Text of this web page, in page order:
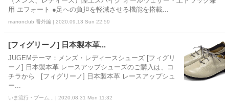
用 エフォート ●足への負担を軽減させる機能を搭載...
marronclub 番外編 | 2020.09.13 Sun 22:59
[フィグリーノ] 日本製本革...
JUGEMテーマ：メンズ・レディースシューズ [フィグリ
ーノ] 日本製本革 レースアップシューズのご購入は、コ
チラから [フィグリーノ] 日本製本革 レースアップシュ
ー...
いま流行・ブーム... | 2020.08.31 Mon 11:32